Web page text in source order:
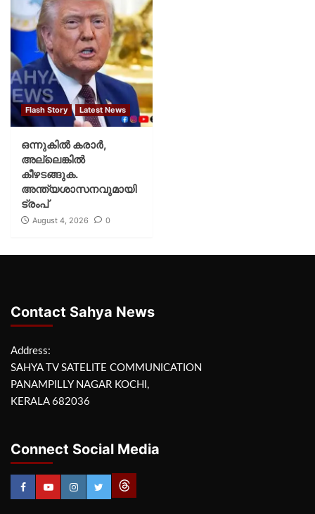
Flash Story Latest News
ഒന്നുകില്‍ കരാര്‍,
അല്ലെങ്കില്‍
കീഴടങ്ങുക.
അന്ത്യശാസനവുമായി
ട്രംപ്
August 4, 2026 0
Contact Sahya News
Address:
SAHYA TV SATELITE COMMUNICATION
PANAMPILLY NAGAR KOCHI,
KERALA 682036
Connect Social Media